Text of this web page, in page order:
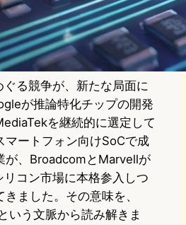
る競争が、新たな局面に
が推論特化チップの開発
を継続的に選定して
マートフォン向けSoCで成
が、BroadcomとMarvellが
コン市場に本格参入しつ
ました。その意味を、
いう文脈から読み解きま